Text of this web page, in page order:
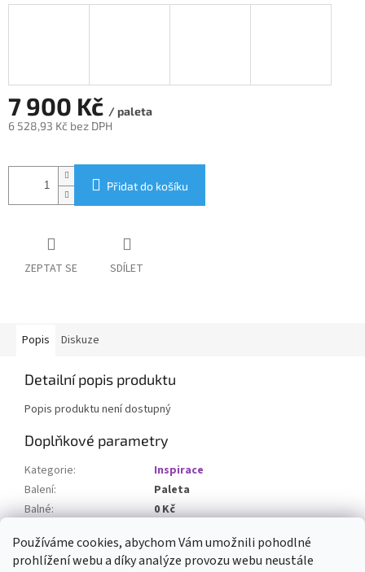
Používáme cookies, abychom Vám umožnili pohodlné
prohlížení webu a díky analýze provozu webu neustále
7 900 Kč / paleta
6 528,93 Kč bez DPH
cena:
Přidat do košíku
ZEPTAT SE SDÍLET
Popis Diskuze
Detailní popis produktu
Popis produktu není dostupný
Doplňkové parametry
Kategorie:
Inspirace
Balení:
Paleta
Balné:
0 Kč